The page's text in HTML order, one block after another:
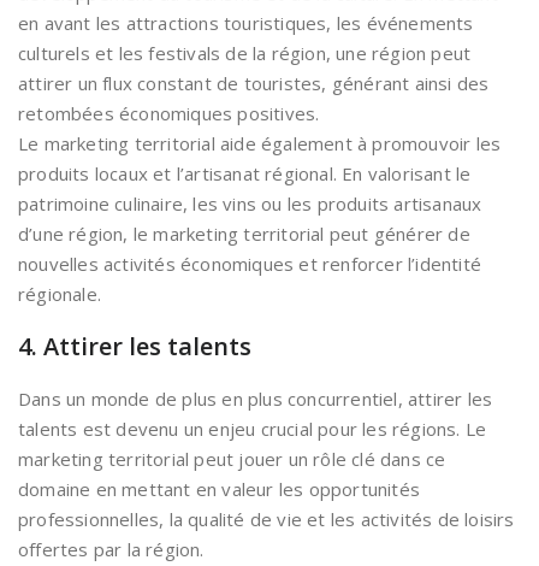
en avant les attractions touristiques, les événements
culturels et les festivals de la région, une région peut
attirer un flux constant de touristes, générant ainsi des
retombées économiques positives.
Le marketing territorial aide également à promouvoir les
produits locaux et l’artisanat régional. En valorisant le
patrimoine culinaire, les vins ou les produits artisanaux
d’une région, le marketing territorial peut générer de
nouvelles activités économiques et renforcer l’identité
régionale.
4. Attirer les talents
Dans un monde de plus en plus concurrentiel, attirer les
talents est devenu un enjeu crucial pour les régions. Le
marketing territorial peut jouer un rôle clé dans ce
domaine en mettant en valeur les opportunités
professionnelles, la qualité de vie et les activités de loisirs
offertes par la région.